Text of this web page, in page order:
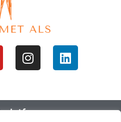
platform voor mensen